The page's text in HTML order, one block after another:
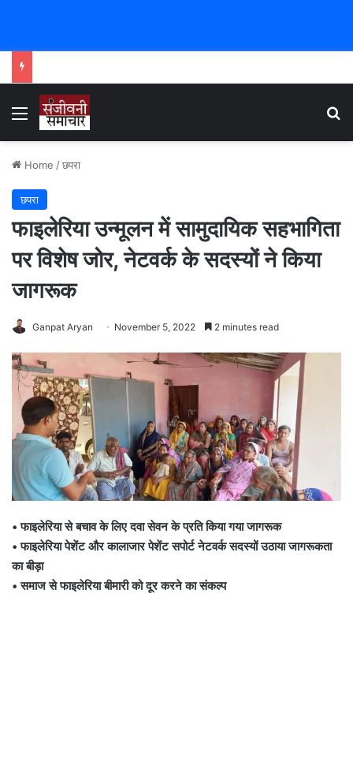
Menu
Home /छपरा
छपरा
फाइलेरिया उन्मूलन में सामुदायिक सहभागिता
पर विशेष जोर, नेटवर्क के सदस्यों ने किया
जागरूक
Ganpat Aryan November 5, 2022 2 minutes read
• फाइलेरिया से बचाव के लिए दवा सेवन के प्रति किया गया जागरूक
• फाइलेरिया पेशेंट और कालाजार पेशेंट सपोर्ट नेटवर्क सदस्यों उठाया जागरूकता
का बीड़ा
• समाज से फाइलेरिया बीमारी को दूर करने का संकल्प